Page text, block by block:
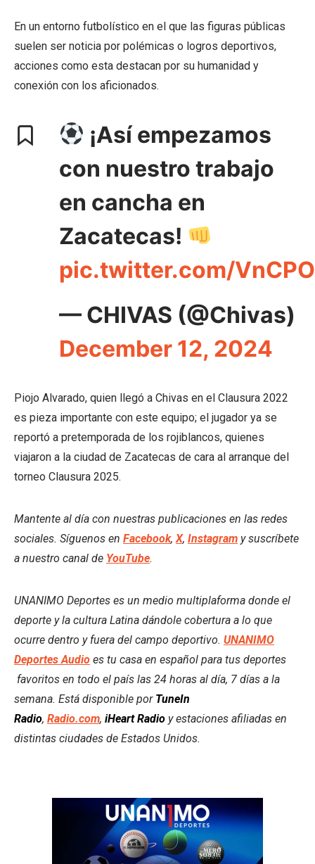
En un entorno futbolístico en el que las figuras públicas
suelen ser noticia por polémicas o logros deportivos,
acciones como esta destacan por su humanidad y
conexión con los aficionados.
¡Así empezamos
con nuestro trabajo
en cancha en
Zacatecas!
pic.twitter.com/
— CHIVAS (@Chivas)
December 12, 2024
Piojo Alvarado, quien llegó a Chivas en el Clausura 2022
es pieza importante con este equipo; el jugador ya se
reportó a pretemporada de los rojiblancos, quienes
viajaron a la ciudad de Zacatecas de cara al arranque del
torneo Clausura 2025.
Mantente al día con nuestras publicaciones en las redes
sociales. Síguenos en Facebook,X, Instagram y suscríbete
a nuestro canal de YouTube.
UNANIMO Deportes es un medio multiplaforma donde el
deporte y la cultura Latina dándole cobertura a lo que
ocurre dentro y fuera del campo deportivo. UNANIMO
Deportes Audio es tu casa en español para tus deportes
favoritos en todo el país las 24 horas al día, 7 días a la
semana. Está disponible por TuneIn
Radio, Radio.com, iHeart Radio y estaciones afiliadas en
distintas ciudades de Estados Unidos.